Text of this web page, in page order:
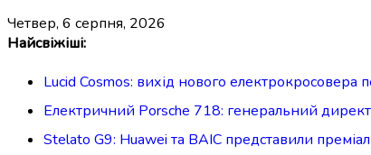
Перейти
вмісту
четвер, 6 серпня, 2026
Найсвіжіші:
Lucid Cosmos: вихід нового електрокросовера
Електричний Porsche 718: генеральний
Stelato G9: Huawei та BAIC представили